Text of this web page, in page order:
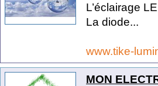
L’éclairage
La diode...
www.tike-
MON